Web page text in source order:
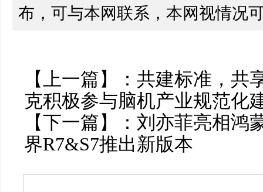
布，可与本网联系，本网视情况
【上一篇】： 共建标准，共
克积极参与脑机产业规范化
【下一篇】： 刘亦菲亮相鸿
界R7&S7推出新版本